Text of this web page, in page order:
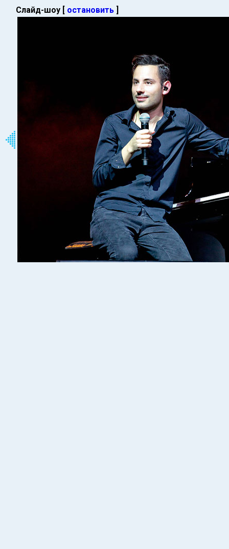
Слайд-шоу [ остановить ]